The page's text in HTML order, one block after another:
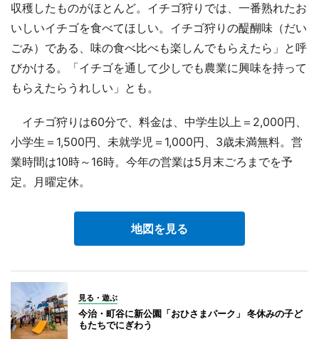
収穫したものがほとんど。イチゴ狩りでは、一番熟れたお
いしいイチゴを食べてほしい。イチゴ狩りの醍醐味（だい
ごみ）である、味の食べ比べも楽しんでもらえたら」と呼
びかける。「イチゴを通して少しでも農業に興味を持って
もらえたらうれしい」とも。
イチゴ狩りは60分で、料金は、中学生以上＝2,000円、
小学生＝1,500円、未就学児＝1,000円、3歳未満無料。営
業時間は10時～16時。今年の営業は5月末ごろまでを予
定。月曜定休。
地図を見る
見る・遊ぶ
今治・町谷に新公園「おひさまパーク」 冬休みの子ど
もたちでにぎわう